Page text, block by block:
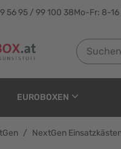
56 95 / 99 100 38Mo-Fr: 8-
Suchen
EUROBOXEN
/ NextGen